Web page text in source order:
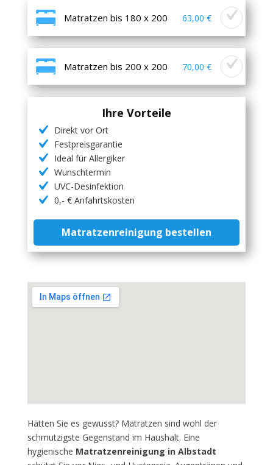
Matratzen bis 180 x 200 63,00 €
Matratzen bis 200 x 200 70,00 €
Ihre Vorteile
Direkt vor Ort
Festpreisgarantie
Ideal für Allergiker
Wunschtermin
UVC-Desinfektion
0,- € Anfahrtskosten
Matratzenreinigung bestellen
Hätten Sie es gewusst? Matratzen sind wohl der
schmutzigste Gegenstand im Haushalt. Eine
hygienische Matratzenreinigung in Albstadt